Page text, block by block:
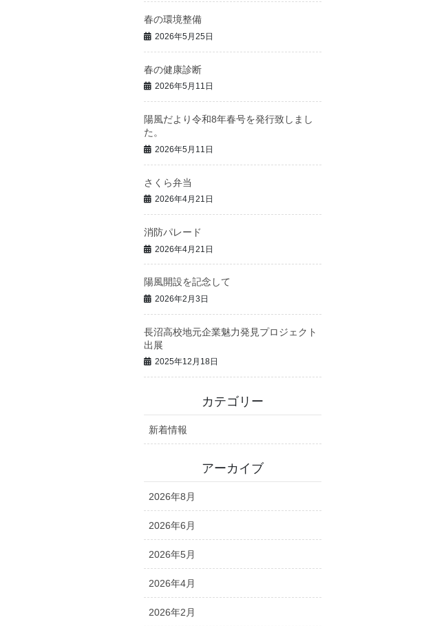
春の環境整備
2026年5月25日
春の健康診断
2026年5月11日
陽風だより令和8年春号を発行致しまし
た。
2026年5月11日
さくら弁当
2026年4月21日
消防パレード
2026年4月21日
陽風開設を記念して
2026年2月3日
長沼高校地元企業魅力発見プロジェクト
出展
2025年12月18日
カテゴリー
新着情報
アーカイブ
2026年8月
2026年6月
2026年5月
2026年4月
2026年2月